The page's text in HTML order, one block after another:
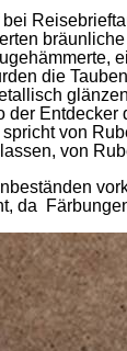
die
von
von
da